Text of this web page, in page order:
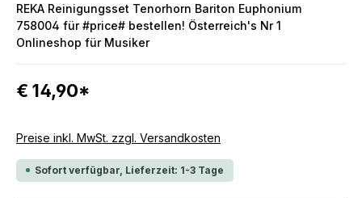
REKA Reinigungsset Tenorhorn Bariton Euphonium
758004 für #price# bestellen! Österreich's Nr 1
Onlineshop für Musiker
€ 14,90*
Preise inkl. MwSt. zzgl. Versandkosten
Sofort verfügbar, Lieferzeit: 1-3 Tage